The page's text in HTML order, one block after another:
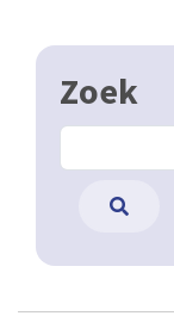
Zoek